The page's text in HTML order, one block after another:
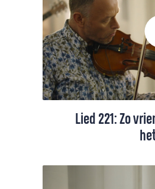
staties van zijn
Oane Reitsma
Lied 221: Zo
Lied 221,